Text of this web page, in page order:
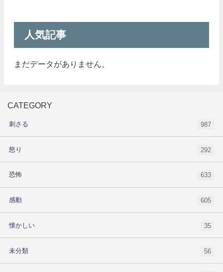
人気記事
まだデータがありません。
CATEGORY
刺さる 987
怒り 292
恐怖 633
感動 605
懐かしい 35
未分類 56